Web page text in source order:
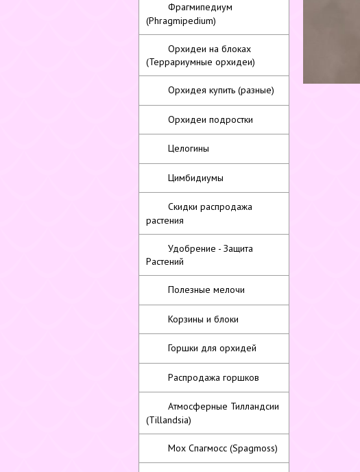
Фрагмипедиум
(Phragmipedium)
Орхидеи на блоках
(Террариумные орхидеи)
Орхидея купить (разные)
Орхидеи подростки
Целогины
Цимбидиумы
Скидки распродажа
растения
Удобрение - Защита
Растений
Полезные мелочи
Корзины и блоки
Горшки для орхидей
Распродажа горшков
Атмосферные Тилландсии
(Tillandsia)
Мох Спагмосс (Spagmoss)